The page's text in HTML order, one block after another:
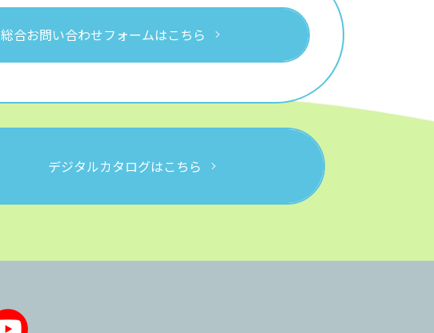
総合お問い合わせフォームはこちら
デジタルカタログはこちら